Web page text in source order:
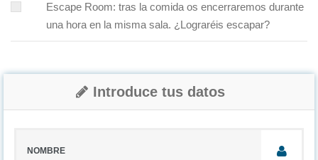
Escape Room: tras la comida os encerraremos durante
una hora en la misma sala. ¿Lograréis escapar?
Introduce tus datos